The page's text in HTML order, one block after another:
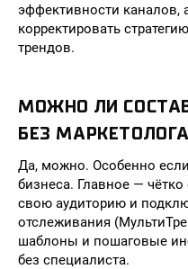
эффективности каналов,
корректировать
трендов.
МОЖНО ЛИ
БЕЗ
Да, можно. Особенно
бизнеса. Главное —
свою аудиторию и
отслеживания
шаблоны и пошаговые
без специалиста.